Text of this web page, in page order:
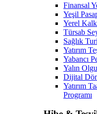
Finansal
Yeşil
Yerel
Türsab
Sağlık
Yatırım
Yabancı
Yalın
Dijital
Yatırım
Programı